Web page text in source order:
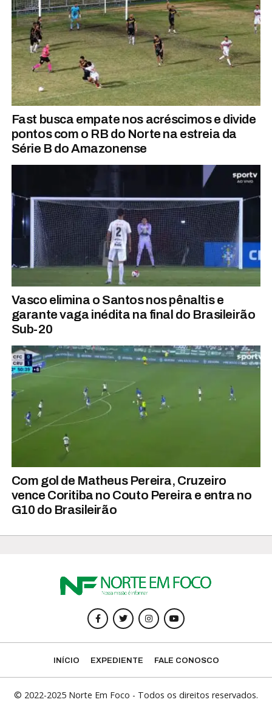
Fast busca empate nos acréscimos e divide
pontos com o RB do Norte na estreia da
Série B do Amazonense
Vasco elimina o Santos nos pênaltis e
garante vaga inédita na final do Brasileirão
Sub-20
Com gol de Matheus Pereira, Cruzeiro
vence Coritiba no Couto Pereira e entra no
G10 do Brasileirão
INÍCIO EXPEDIENTE FALE CONOSCO
© 2022-2025 Norte Em Foco - Todos os direitos reservados.